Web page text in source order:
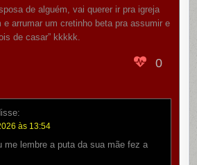
de alguém, vai querer ir pra igreja
e arrumar um cretinho beta pra assumir e
de casar” kkkkk.
0
às 13:54
me lembre a puta da sua mãe fez a